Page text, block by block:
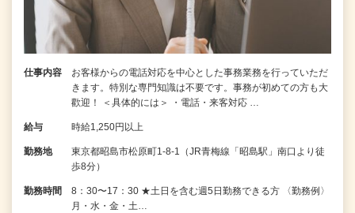
仕事内容
お客様からの電話対応を中心とした事務業務を行っていただ
きます。特別な専門知識は不要です。事務が初めての方も大
歡迎！ ＜具体的には＞ ・電話・来客対応 …
給与 時給1,250円以上
勤務地
東京都昭島市松原町1-8-1（JR青梅線「昭島駅」南口より徒
歩8分）
勤務時間
8：30〜17：30 ★土日を含む週5日勤務できる方 〈勤務例〉
月・水・金・土…